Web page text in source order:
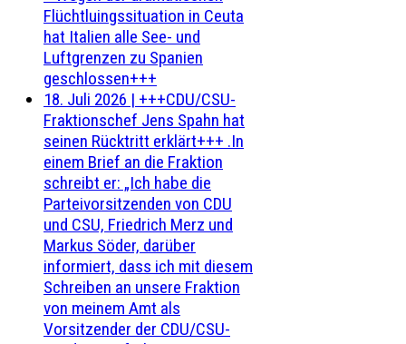
Flüchtluingssituation in Ceuta
hat Italien alle See- und
Luftgrenzen zu Spanien
geschlossen+++
18. Juli 2026 | +++CDU/CSU-
Fraktionschef Jens Spahn hat
seinen Rücktritt erklärt+++ .In
einem Brief an die Fraktion
schreibt er: „Ich habe die
Parteivorsitzenden von CDU
und CSU, Friedrich Merz und
Markus Söder, darüber
informiert, dass ich mit diesem
Schreiben an unsere Fraktion
von meinem Amt als
Vorsitzender der CDU/CSU-